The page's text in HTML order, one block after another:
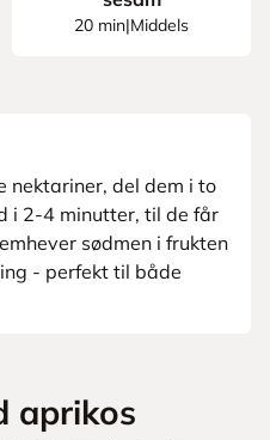
20 min|Middels
nektariner, del dem i to
i 2-4 minutter, til de får
sødmen i frukten
- perfekt til både
aprikos